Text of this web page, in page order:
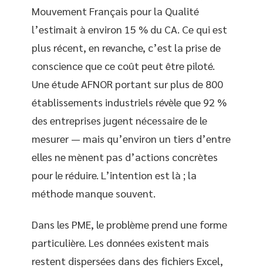
Mouvement Français pour la Qualité
l’estimait à environ 15 % du CA. Ce qui est
plus récent, en revanche, c’est la prise de
conscience que ce coût peut être piloté.
Une étude AFNOR portant sur plus de 800
établissements industriels révèle que 92 %
des entreprises jugent nécessaire de le
mesurer — mais qu’environ un tiers d’entre
elles ne mènent pas d’actions concrètes
pour le réduire. L’intention est là ; la
méthode manque souvent.
Dans les PME, le problème prend une forme
particulière. Les données existent mais
restent dispersées dans des fichiers Excel,